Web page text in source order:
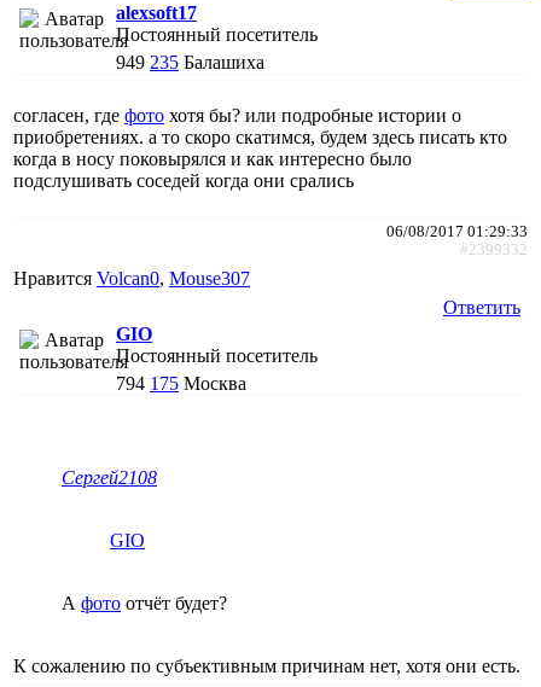
alexsoft17
Постоянный посетитель
949 235 Балашиха
согласен, где фото хотя бы? или подробные истории о
приобретениях. а то скоро скатимся, будем здесь писать кто
когда в носу поковырялся и как интересно было
подслушивать соседей когда они срались
06/08/2017 01:29:33
#2399332
Нравится Volcan0, Mouse307
Ответить
GIO
Постоянный посетитель
794 175 Москва
Сергей2108
GIO
А фото отчёт будет?
К сожалению по субъективным причинам нет, хотя они есть.